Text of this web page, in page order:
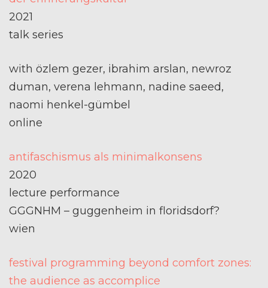
2021
talk series
with özlem gezer, ibrahim arslan, newroz
duman, verena lehmann, nadine saeed,
naomi henkel-gümbel
online
antifaschismus als minimalkonsens
2020
lecture performance
GGGNHM – guggenheim in floridsdorf?
wien
festival programming beyond comfort zones:
the audience as accomplice